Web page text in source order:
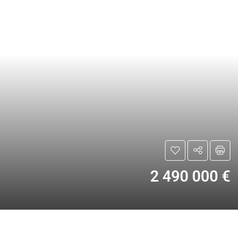
2 490 000 €